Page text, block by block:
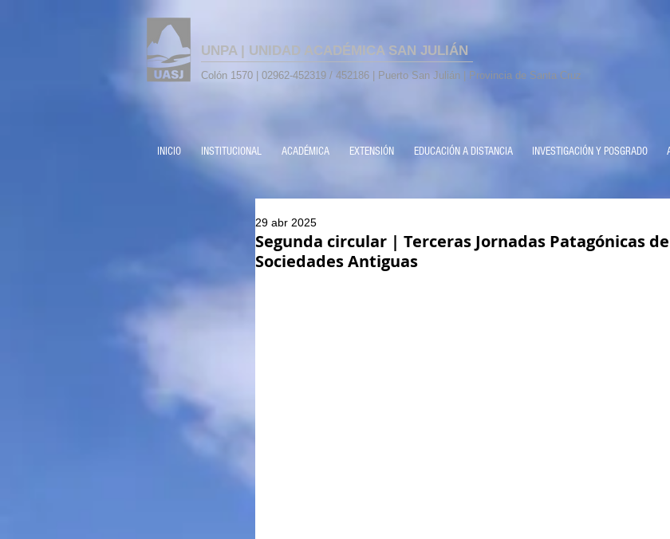
UNPA | UNIDAD ACADÉMICA SAN JULIÁN
Colón 1570 | 02962-452319 / 452186 | Puerto San Julián | Provincia de Santa Cruz
INICIO INSTITUCIONAL ACADÉMICA EXTENSIÓN EDUCACIÓN A DISTANCIA INVESTIGACIÓN Y POSGRADO
Segunda circular | Terceras Jornadas Patagónicas
Sociedades Antiguas
29 abr 2025